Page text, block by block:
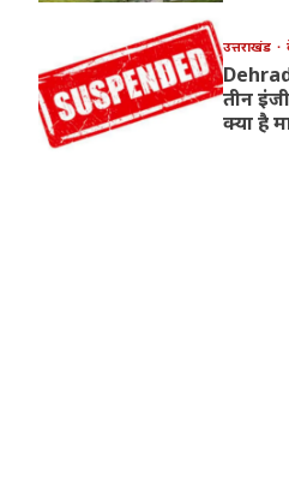
उत्तराखंड
तीन
क्या है